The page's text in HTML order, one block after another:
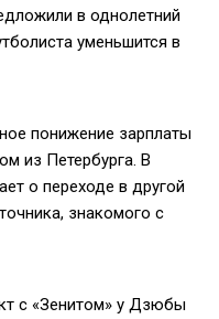
в однолетний
уменьшится в
понижение зарплаты
из Петербурга. В
о переходе в другой
знакомого с
с «Зенитом» у Дзюбы